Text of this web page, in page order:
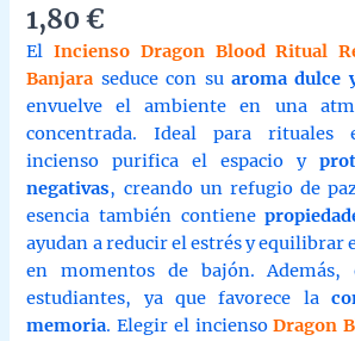
1,80€
ElIncienso Dragon Blood Ritual
Banjara seduce con su aroma dulce
envuelve el ambiente en una
concentrada. Ideal para rituales
incienso purifica el espacio y
negativas, creando un refugio de
esencia también contiene
ayudan a reducir el estrés y equilibrar
en momentos de bajón. Además,
estudiantes, ya que favorece la
memoria. Elegir el inciensoDragon